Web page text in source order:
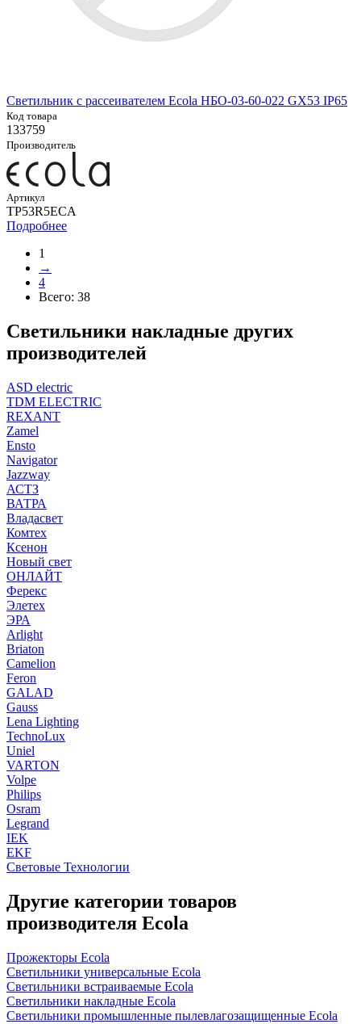
Светильник с рассеивателем Ecola НБО-03-60-022 GX53 IP65
Код товара
133759
Производитель
Артикул
TP53R5ECA
Подробнее
1
→
4
Всего: 38
Светильники накладные других
производителей
ASD electric
TDM ELECTRIC
REXANT
Zamel
Ensto
Navigator
Jazzway
АСТЗ
ВАТРА
Владасвет
Комтех
Ксенон
Новый свет
ОНЛАЙТ
Ферекс
Элетех
ЭРА
Arlight
Briaton
Camelion
Feron
GALAD
Gauss
Lena Lighting
TechnoLux
Uniel
VARTON
Volpe
Philips
Osram
Legrand
IEK
EKF
Световые Технологии
Другие категории товаров
производителя Ecola
Прожекторы Ecola
Светильники универсальные Ecola
Светильники встраиваемые Ecola
Светильники накладные Ecola
Светильники промышленные пылевлагозащищенные Ecola